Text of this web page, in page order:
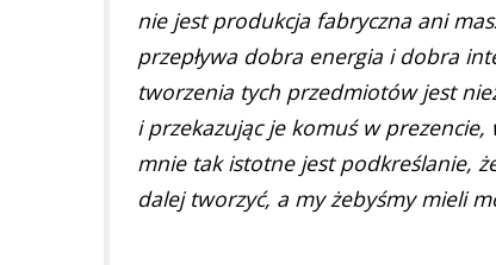
nie jest produkcja fabryczna ani
przepływa dobra energia i dobra
tworzenia tych przedmiotów jest
i przekazując je komuś w
mnie tak istotne jest podkreślanie,
dalej tworzyć, a my żebyśmy mieli